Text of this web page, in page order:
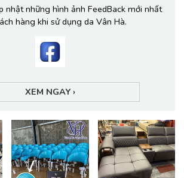
nhật những hình ảnh FeedBack mới nhất
hàng khi sử dụng da Vân Hà.
XEM NGAY ›